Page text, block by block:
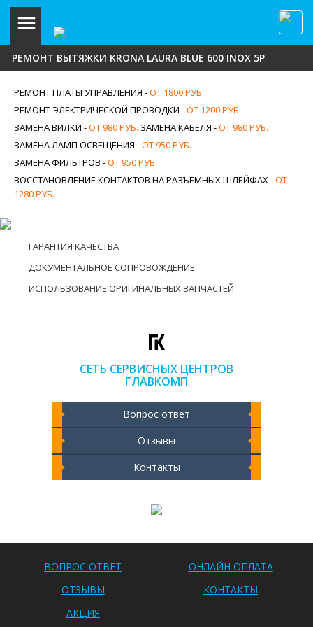
СЕТЬ СЕРВИСНЫХ ЦЕНТРОВ
ГЛАВКОМП
Вопрос ответ
Отзывы
Контакты
РЕМОНТ ВЫТЯЖКИ KRONA LAURA BLUE 600 INOX 5P
РЕМОНТ ПЛАТЫ УПРАВЛЕНИЯ -ОТ 1800 РУБ.
РЕМОНТ ЭЛЕКТРИЧЕСКОЙ ПРОВОДКИ -ОТ 1200 РУБ.
ЗАМЕНА ВИЛКИ -ОТ 980 РУБ. ЗАМЕНА КАБЕЛЯ -ОТ 980 РУБ.
ЗАМЕНА ЛАМП ОСВЕЩЕНИЯ -ОТ 950 РУБ.
ЗАМЕНА ФИЛЬТРОВ -ОТ 950 РУБ.
ВОССТАНОВЛЕНИЕ КОНТАКТОВ НА РАЗЪЕМНЫХ ШЛЕЙФАХ -ОТ
1280 РУБ.
ГАРАНТИЯ КАЧЕСТВА
ДОКУМЕНТАЛЬНОЕ СОПРОВОЖДЕНИЕ
ИСПОЛЬЗОВАНИЕ ОРИГИНАЛЬНЫХ ЗАПЧАСТЕЙ
ВОПРОС ОТВЕТ
ОНЛАЙН ОПЛАТА
ОТЗЫВЫ
КОНТАКТЫ
АКЦИЯ